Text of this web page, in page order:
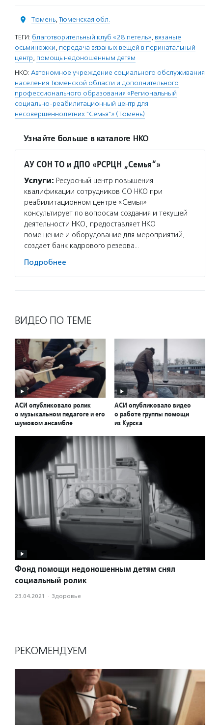
Тюмень, Тюменская обл.
ТЕГИ: благотворительный клуб «28 петель», вязаные
осьминожки, передача вязаных вещей в перинатальный
центр, помощь недоношенным детям
НКО: Автономное учреждение социального обслуживания
населения Тюменской области и дополнительного
профессионального образования «Региональный
социально-реабилитационный центр для
несовершеннолетних "Семья"» (Тюмень)
Узнайте больше в каталоге НКО
АУ СОН ТО и ДПО «РСРЦН „Семья“»
Услуги: Ресурсный центр повышения
квалификации сотрудников СО НКО при
реабилитационном центре «Семья»
консультирует по вопросам создания и текущей
деятельности НКО, предоставляет НКО
помещение и оборудование для мероприятий,
создает банк кадрового резерва…
Подробнее
ВИДЕО ПО ТЕМЕ
АСИ опубликовало ролик
о музыкальном педагоге и его
шумовом ансамбле
АСИ опубликовало видео
о работе группы помощи
из Курска
Фонд помощи недоношенным детям снял
социальный ролик
23.04.2021 · Здоровье
РЕКОМЕНДУЕМ